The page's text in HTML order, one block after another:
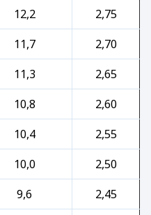
12,2
2,75
11,7
2,70
11,3
2,65
10,8
2,60
10,4
2,55
10,0
2,50
9,6
2,45